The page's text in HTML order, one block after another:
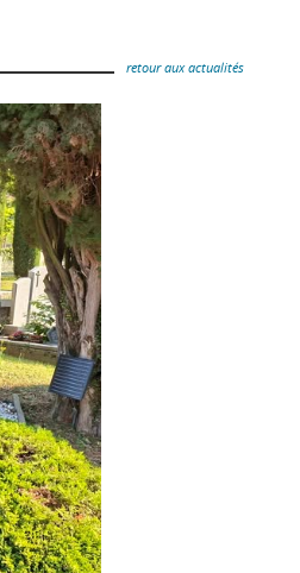
retour aux actualités